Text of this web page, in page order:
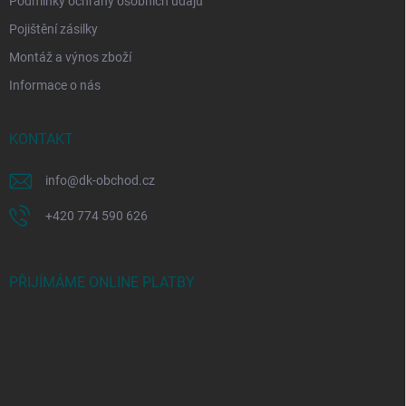
Pojištění zásilky
Montáž a výnos zboží
Informace o nás
KONTAKT
info@dk-obchod.cz
+420 774 590 626
PŘIJÍMÁME ONLINE PLATBY